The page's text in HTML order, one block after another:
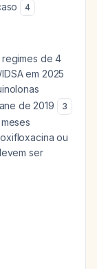
4
regimes de 4
em 2025
de 2019
3
ou
ser